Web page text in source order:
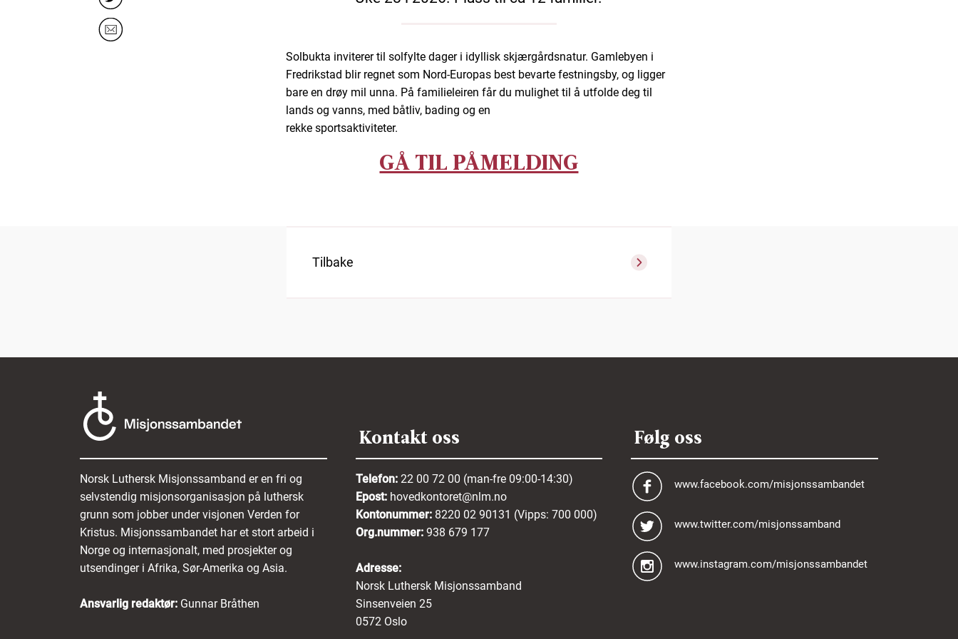
Solbukta inviterer til solfylte dager i idyllisk skjærgårdsnatur. Gamlebyen i
Fredrikstad blir regnet som Nord-Europas best bevarte festningsby, og ligger
bare en drøy mil unna. På familieleiren får du mulighet til å utfolde deg til
lands og vanns, med båtliv, bading og en
rekke sportsaktiviteter.
GÅ TIL PÅMELDING
Tilbake
Norsk Luthersk Misjonssamband er en fri og
selvstendig misjonsorganisasjon på luthersk
grunn som jobber under visjonen Verden for
Kristus. Misjonssambandet har et stort arbeid i
Norge og internasjonalt, med prosjekter og
utsendinger i Afrika, Sør-Amerika og Asia.
Ansvarlig redaktør: Gunnar Bråthen
Kontakt oss
Telefon: 22 00 72 00 (man-fre 09:00-14:30)
Epost: hovedkontoret@nlm.no
Kontonummer: 8220 02 90131 (Vipps: 700 000)
Org.nummer: 938 679 177
Adresse:
Norsk Luthersk Misjonssamband
Sinsenveien 25
0572 Oslo
Følg oss
www.facebook.com/misjonssambandet
www.twitter.com/misjonssamband
www.instagram.com/misjonssambandet